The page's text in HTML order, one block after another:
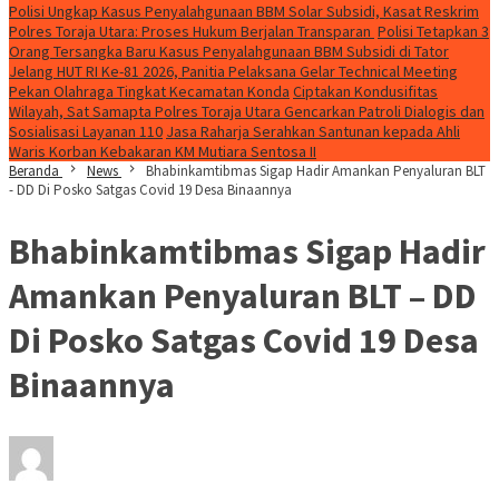
Polisi Ungkap Kasus Penyalahgunaan BBM Solar Subsidi, Kasat Reskrim
Polres Toraja Utara: Proses Hukum Berjalan Transparan Polisi Tetapkan 3
Orang Tersangka Baru Kasus Penyalahgunaan BBM Subsidi di Tator
Jelang HUT RI Ke-81 2026, Panitia Pelaksana Gelar Technical Meeting
Pekan Olahraga Tingkat Kecamatan Konda Ciptakan Kondusifitas
Wilayah, Sat Samapta Polres Toraja Utara Gencarkan Patroli Dialogis dan
Sosialisasi Layanan 110 Jasa Raharja Serahkan Santunan kepada Ahli
Waris Korban Kebakaran KM Mutiara Sentosa II
Beranda News
Bhabinkamtibmas Sigap Hadir Amankan Penyaluran BLT
- DD Di Posko Satgas Covid 19 Desa Binaannya
Bhabinkamtibmas Sigap Hadir
Amankan Penyaluran BLT – DD
Di Posko Satgas Covid 19 Desa
Binaannya